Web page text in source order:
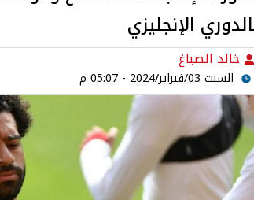
الإنجليزي
خالد الصباغ
السبت 03/فبراير/2024 - 05:07 م